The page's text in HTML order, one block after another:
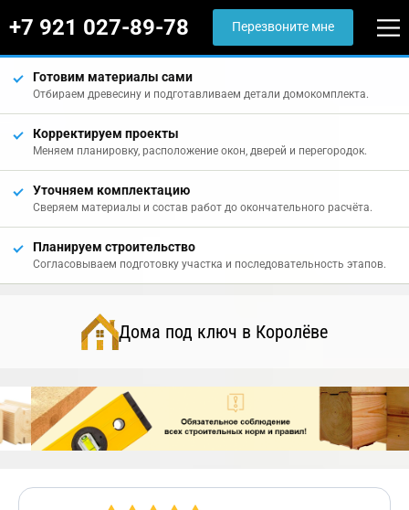
+7 921 027-89-78 Перезвоните мне
Готовим материалы сами
Отбираем древесину и подготавливаем детали домокомплекта.
Корректируем проекты
Меняем планировку, расположение окон, дверей и перегородок.
Уточняем комплектацию
Сверяем материалы и состав работ до окончательного расчёта.
Планируем строительство
Согласовываем подготовку участка и последовательность этапов.
Дома под ключ в Королёве